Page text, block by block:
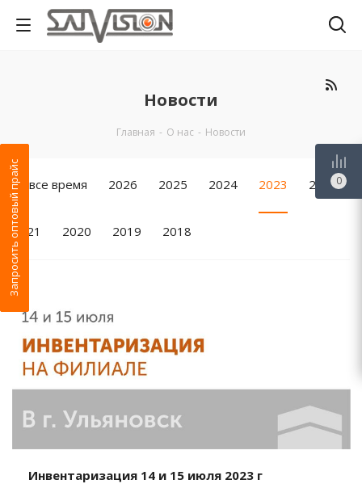
Новости
Главная - О нас - Новости
За все время 2026 2025 2024 2023 2022
2021 2020 2019 2018
Инвентаризация 14 и 15 июля 2023 г
Запросить оптовый прайс 0